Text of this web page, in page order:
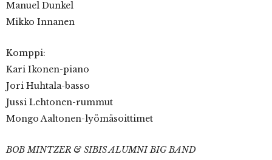
Manuel Dunkel
Mikko Innanen
Komppi:
Kari Ikonen-piano
Jori Huhtala-basso
Jussi Lehtonen-rummut
Mongo Aaltonen-lyömäsoittimet
BOB MINTZER & SIBIS ALUMNI BIG BAND